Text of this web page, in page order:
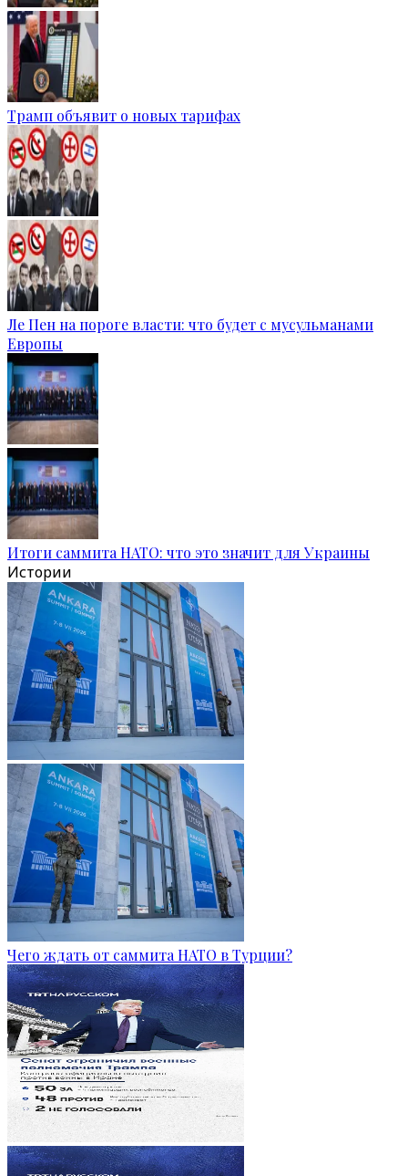
Трамп объявит о новых тарифах
Ле Пен на пороге власти: что будет с мусульманами
Европы
Итоги саммита НАТО: что это значит для Украины
Истории
Чего ждать от саммита НАТО в Турции?